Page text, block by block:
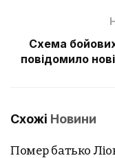
Схема
повідомило
Схожі Новини
Помер батько